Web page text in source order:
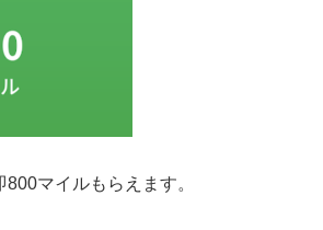
マイルもらえます。